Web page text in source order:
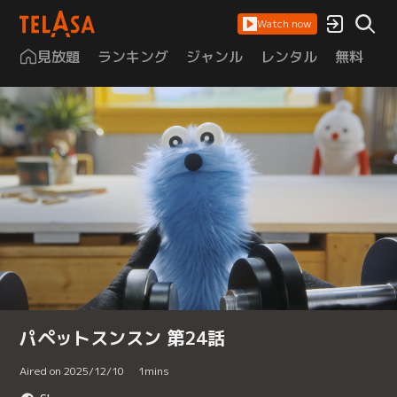
Watch now
見放題 ランキング ジャンル レンタル 無料
パペットスンスン 第24話
Aired on 2025/12/10 1mins